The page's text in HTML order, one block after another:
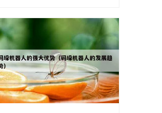
装厂家。 一、了解自己的需求 在选
择机器包装之前，我们需要了解自
己的需求。包装机器的种类繁多，
不同的包装机器适用于不同的产品
和包装方式。比如说，液体产品需
要使用灌装机，固体产品需要使用
封口机等等。因此，我们需要了解
自己的产品种类和包装方式，以便
选择适合自己的包装机器。 二、选